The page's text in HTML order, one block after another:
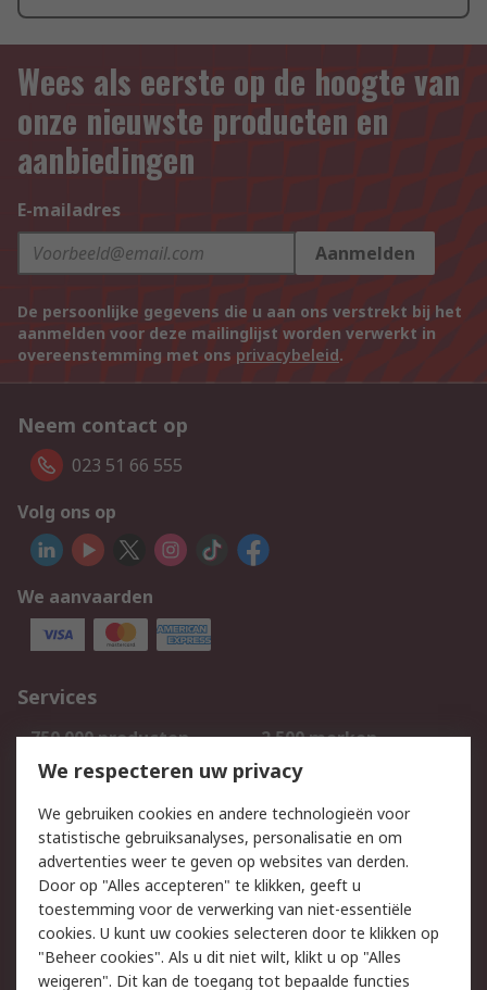
Wees als eerste op de hoogte van
onze nieuwste producten en
aanbiedingen
E-mailadres
Aanmelden
De persoonlijke gegevens die u aan ons verstrekt bij het
aanmelden voor deze mailinglijst worden verwerkt in
overeenstemming met ons privacybeleid.
Neem contact op
023 51 66 555
Volg ons op
We aanvaarden
Services
750.000 producten
2.500 merken
Bestellen
Inkoopoplossingen
Track & Trace
Wettelijk
Cookiebeleid
Email veiligheid
Privacybeleid
Websitevoorwaarden
We respecteren uw privacy
We gebruiken cookies en andere technologieën voor
statistische gebruiksanalyses, personalisatie en om
advertenties weer te geven op websites van derden.
Door op "Alles accepteren" te klikken, geeft u
toestemming voor de verwerking van niet-essentiële
cookies. U kunt uw cookies selecteren door te klikken op
"Beheer cookies". Als u dit niet wilt, klikt u op "Alles
weigeren". Dit kan de toegang tot bepaalde functies